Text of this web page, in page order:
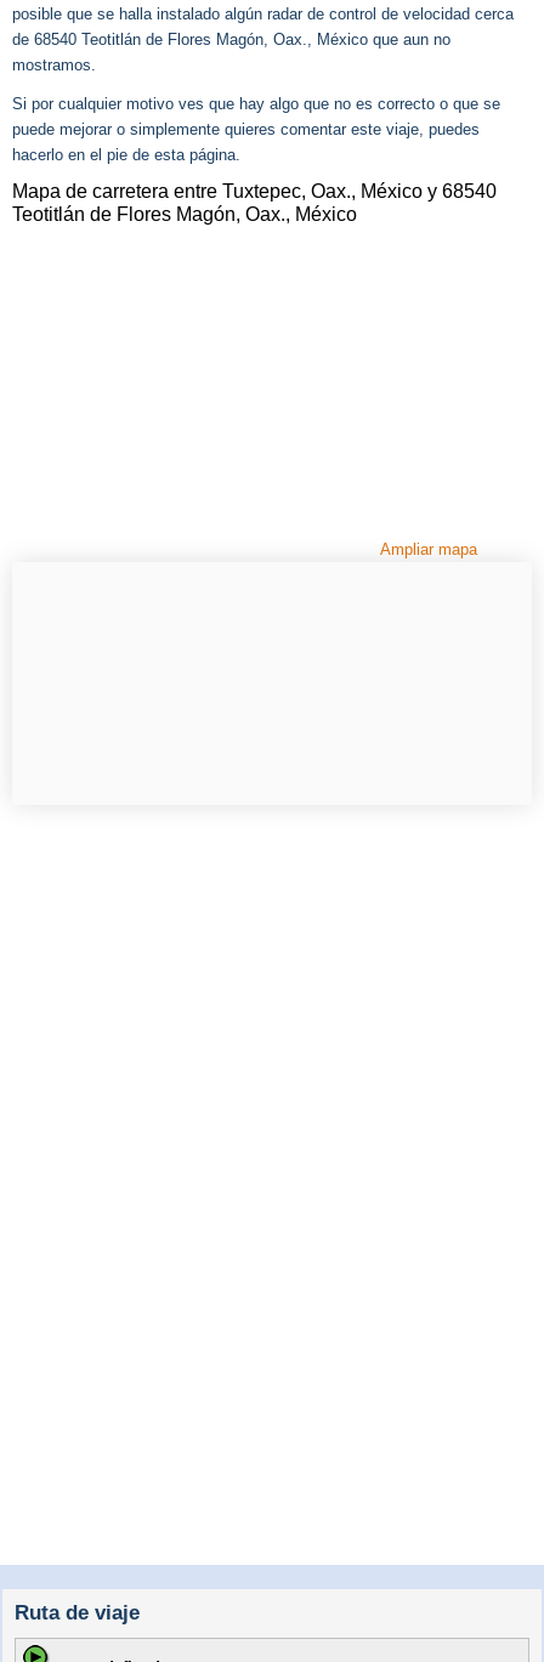
posible que se halla instalado algún radar de control de velocidad cerca
de 68540 Teotitlán de Flores Magón, Oax., México que aun no
mostramos.
Si por cualquier motivo ves que hay algo que no es correcto o que se
puede mejorar o simplemente quieres comentar este viaje, puedes
hacerlo en el pie de esta página.
Mapa de carretera entre Tuxtepec, Oax., México y 68540
Teotitlán de Flores Magón, Oax., México
Ampliar mapa
Ruta de viaje